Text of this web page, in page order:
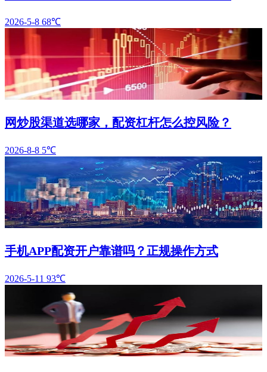
2026-5-8 68℃
网炒股渠道选哪家，配资杠杆怎么控风险？
2026-8-8 5℃
手机APP配资开户靠谱吗？正规操作方式
2026-5-11 93℃